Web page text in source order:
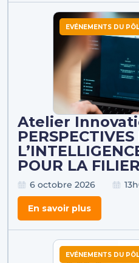
EVÉNEMENTS DU
Atelier
PERSPECTIVES
POUR LA
6 octobre 2026
En savoir plus
EVÉNEMENTS DU